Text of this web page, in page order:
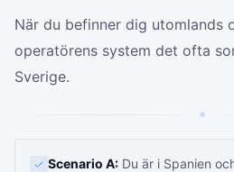
När du befinner dig utomlands
operatörens system det ofta
Sverige.
Scenario A: Du är i Spanien